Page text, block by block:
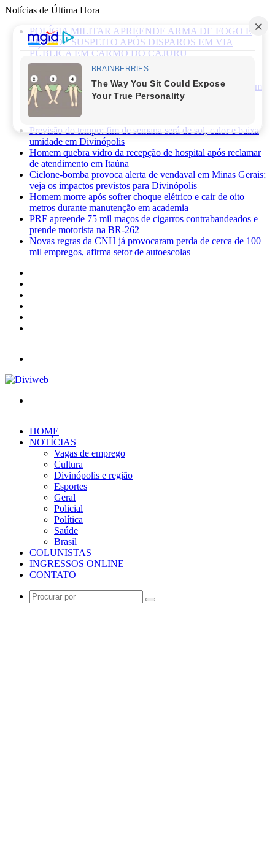
Notícias de Última Hora
POLÍCIA MILITAR APREENDE ARMA DE FOGO E
PRENDE SUSPEITO APÓS DISPAROS EM VIA
PÚBLICA EM CARMO DO CAJURU
Caminhonete furtada às margens da BR-494 é recuperada
pela Polícia Militar em Carmo da Mata
Mãe de recém-nascido abandonado em lote vago é presa em
Sabará
Três pessoas ficam feridas após ataque a facadas no bairro
Planalto, em Divinópolis
Previsão do tempo: fim de semana será de sol, calor e baixa
umidade em Divinópolis
Homem quebra vidro da recepção de hospital após reclamar
de atendimento em Itaúna
Ciclone-bomba provoca alerta de vendaval em Minas Gerais;
veja os impactos previstos para Divinópolis
Homem morre após sofrer choque elétrico e cair de oito
metros durante manutenção em academia
PRF apreende 75 mil maços de cigarros contrabandeados e
prende motorista na BR-262
Novas regras da CNH já provocaram perda de cerca de 100
mil empregos, afirma setor de autoescolas
HOME
NOTÍCIAS
Vagas de emprego
Cultura
Divinópolis e região
Esportes
Geral
Policial
Política
Saúde
Brasil
COLUNISTAS
INGRESSOS ONLINE
CONTATO
Procurar